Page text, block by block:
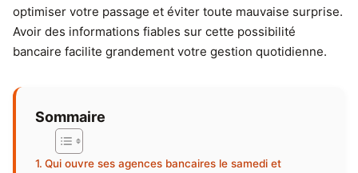
optimiser votre passage et éviter toute mauvaise surprise.
Avoir des informations fiables sur cette possibilité
bancaire facilite grandement votre gestion quotidienne.
Sommaire
Qui ouvre ses agences bancaires le samedi et